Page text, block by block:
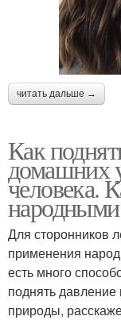
читать дальше →
Как
домашних
человека.
Для сторонников
применения
есть много
поднять
природы,